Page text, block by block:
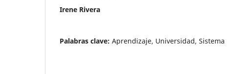
Irene Rivera
Palabras clave: Aprendizaje, Universidad, Sistema